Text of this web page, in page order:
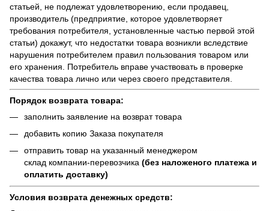
статьей, не подлежат удовлетворению, если продавец,
производитель (предприятие, которое удовлетворяет
требования потребителя, установленные частью первой этой
статьи) докажут, что недостатки товара возникли вследствие
нарушения потребителем правил пользования товаром или
его хранения. Потребитель вправе участвовать в проверке
качества товара лично или через своего представителя.
Порядок возврата товара:
заполнить заявление на возврат товара
добавить копию Заказа покупателя
отправить товар на указанный менеджером
склад компании-перевозчика (без наложеного платежа и
оплатить доставку)
Условия возврата денежных средств: